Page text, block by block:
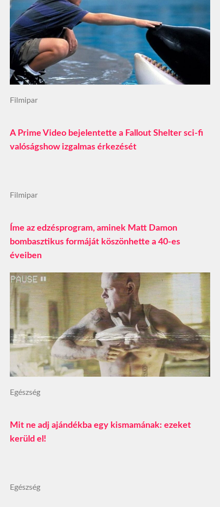
Filmipar
A Prime Video bejelentette a Fallout Shelter sci-fi
valóságshow izgalmas érkezését
Filmipar
Íme az edzésprogram, aminek Matt Damon
bombasztikus formáját köszönhette a 40-es
éveiben
Egészség
Mit ne adj ajándékba egy kismamának: ezeket
kerüld el!
Egészség